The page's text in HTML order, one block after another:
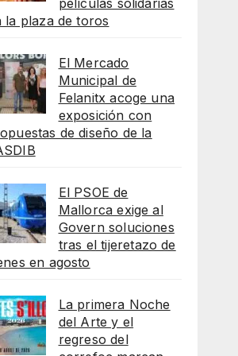
la plaza de toros
El Mercado
Municipal de
Felanitx acoge una
exposición con
de diseño de la
El PSOE de
Mallorca exige al
Govern soluciones
tras el tijeretazo de
en agosto
La primera Noche
del Arte y el
regreso del